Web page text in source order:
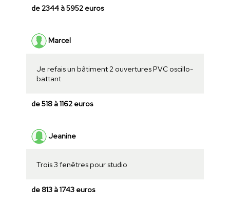
de 2344 à 5952 euros
Marcel
Je refais un bâtiment 2 ouvertures PVC oscillo-
battant
de 518 à 1162 euros
Jeanine
Trois 3 fenêtres pour studio
de 813 à 1743 euros